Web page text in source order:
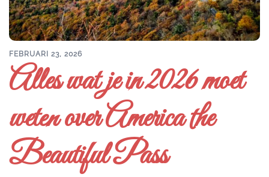
FEBRUARI 23, 2026
Alles wat je in 2026 moet
weten over America the
Beautiful Pass